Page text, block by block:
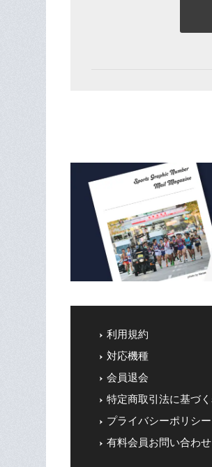
利用規約
対応機種
会員退会
特定商取引法に基づ
プライバシーポリシー
有料会員お問い合わ